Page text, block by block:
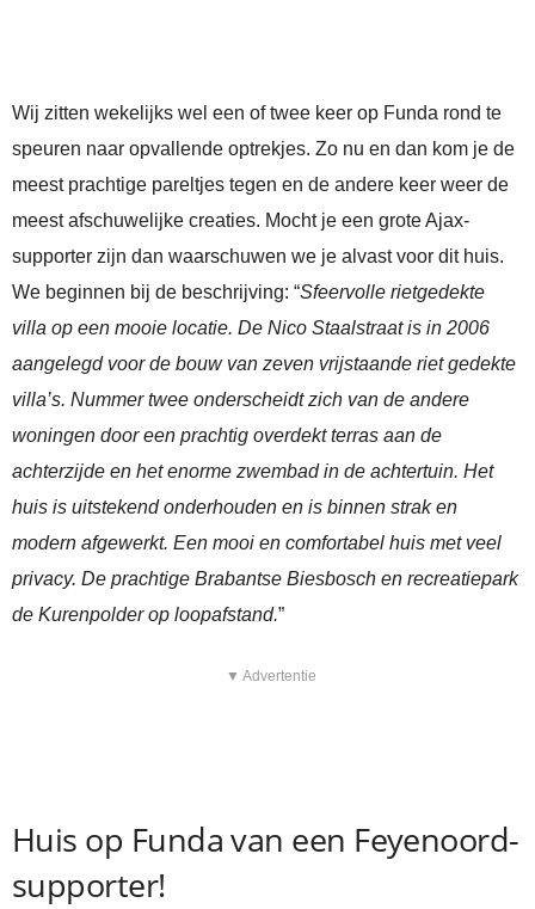
Wij zitten wekelijks wel een of twee keer op Funda rond te
speuren naar opvallende optrekjes. Zo nu en dan kom je de
meest prachtige pareltjes tegen en de andere keer weer de
meest afschuwelijke creaties. Mocht je een grote Ajax-
supporter zijn dan waarschuwen we je alvast voor dit huis.
We beginnen bij de beschrijving: “Sfeervolle rietgedekte
villa op een mooie locatie. De Nico Staalstraat is in 2006
aangelegd voor de bouw van zeven vrijstaande riet gedekte
villa’s. Nummer twee onderscheidt zich van de andere
woningen door een prachtig overdekt terras aan de
achterzijde en het enorme zwembad in de achtertuin. Het
huis is uitstekend onderhouden en is binnen strak en
modern afgewerkt. Een mooi en comfortabel huis met veel
privacy. De prachtige Brabantse Biesbosch en recreatiepark
de Kurenpolder op loopafstand.”
▼ Advertentie
Huis op Funda van een Feyenoord-
supporter!